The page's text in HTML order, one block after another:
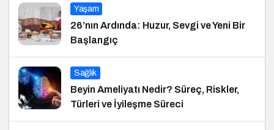
Yaşam
26’nın Ardında: Huzur, Sevgi ve Yeni Bir
Başlangıç
Sağlık
Beyin Ameliyatı Nedir? Süreç, Riskler,
Türleri ve İyileşme Süreci